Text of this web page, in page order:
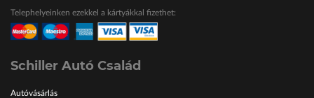
Telephelyeinken ezekkel a kártyákkal fizethet:
Schiller Autó Család
Autóvásárlás